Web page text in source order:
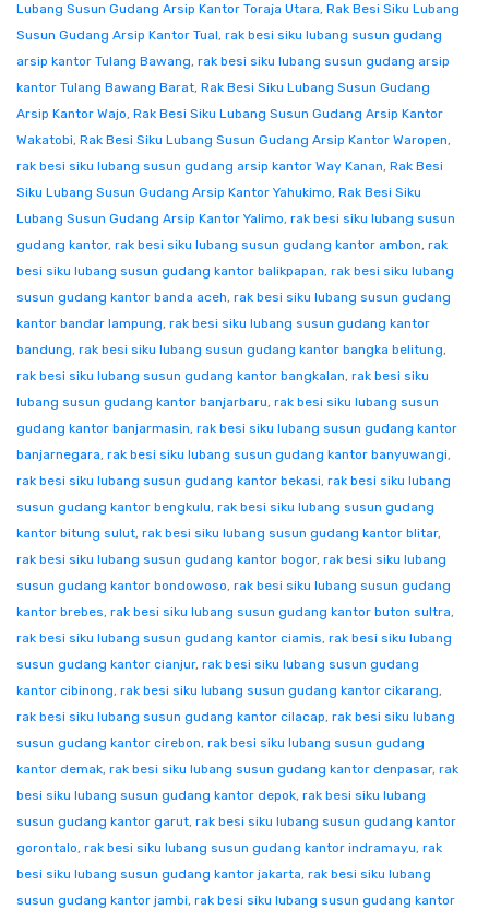
Lubang Susun Gudang Arsip Kantor Toraja Utara, Rak Besi Siku Lubang
Susun Gudang Arsip Kantor Tual, rak besi siku lubang susun gudang
arsip kantor Tulang Bawang, rak besi siku lubang susun gudang arsip
kantor Tulang Bawang Barat, Rak Besi Siku Lubang Susun Gudang
Arsip Kantor Wajo, Rak Besi Siku Lubang Susun Gudang Arsip Kantor
Wakatobi, Rak Besi Siku Lubang Susun Gudang Arsip Kantor Waropen,
rak besi siku lubang susun gudang arsip kantor Way Kanan, Rak Besi
Siku Lubang Susun Gudang Arsip Kantor Yahukimo, Rak Besi Siku
Lubang Susun Gudang Arsip Kantor Yalimo, rak besi siku lubang susun
gudang kantor, rak besi siku lubang susun gudang kantor ambon, rak
besi siku lubang susun gudang kantor balikpapan, rak besi siku lubang
susun gudang kantor banda aceh, rak besi siku lubang susun gudang
kantor bandar lampung, rak besi siku lubang susun gudang kantor
bandung, rak besi siku lubang susun gudang kantor bangka belitung,
rak besi siku lubang susun gudang kantor bangkalan, rak besi siku
lubang susun gudang kantor banjarbaru, rak besi siku lubang susun
gudang kantor banjarmasin, rak besi siku lubang susun gudang kantor
banjarnegara, rak besi siku lubang susun gudang kantor banyuwangi,
rak besi siku lubang susun gudang kantor bekasi, rak besi siku lubang
susun gudang kantor bengkulu, rak besi siku lubang susun gudang
kantor bitung sulut, rak besi siku lubang susun gudang kantor blitar,
rak besi siku lubang susun gudang kantor bogor, rak besi siku lubang
susun gudang kantor bondowoso, rak besi siku lubang susun gudang
kantor brebes, rak besi siku lubang susun gudang kantor buton sultra,
rak besi siku lubang susun gudang kantor ciamis, rak besi siku lubang
susun gudang kantor cianjur, rak besi siku lubang susun gudang
kantor cibinong, rak besi siku lubang susun gudang kantor cikarang,
rak besi siku lubang susun gudang kantor cilacap, rak besi siku lubang
susun gudang kantor cirebon, rak besi siku lubang susun gudang
kantor demak, rak besi siku lubang susun gudang kantor denpasar, rak
besi siku lubang susun gudang kantor depok, rak besi siku lubang
susun gudang kantor garut, rak besi siku lubang susun gudang kantor
gorontalo, rak besi siku lubang susun gudang kantor indramayu, rak
besi siku lubang susun gudang kantor jakarta, rak besi siku lubang
susun gudang kantor jambi, rak besi siku lubang susun gudang kantor